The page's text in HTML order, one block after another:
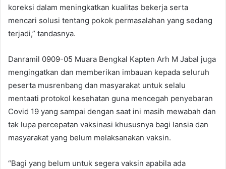
koreksi dalam meningkatkan kualitas bekerja serta
mencari solusi tentang pokok permasalahan yang sedang
terjadi,” tandasnya.
Danramil 0909-05 Muara Bengkal Kapten Arh M Jabal juga
mengingatkan dan memberikan imbauan kepada seluruh
peserta musrenbang dan masyarakat untuk selalu
mentaati protokol kesehatan guna mencegah penyebaran
Covid 19 yang sampai dengan saat ini masih mewabah dan
tak lupa percepatan vaksinasi khususnya bagi lansia dan
masyarakat yang belum melaksanakan vaksin.
“Bagi yang belum untuk segera vaksin apabila ada